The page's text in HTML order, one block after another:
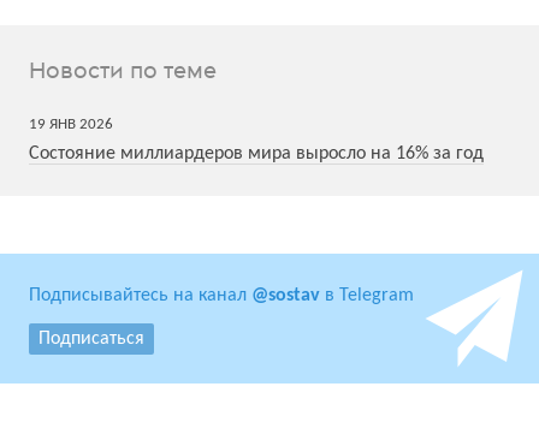
Новости по теме
19 ЯНВ 2026
Состояние миллиардеров мира выросло на 16% за год
Подписывайтесь на канал @sostav в Telegram
Подписаться